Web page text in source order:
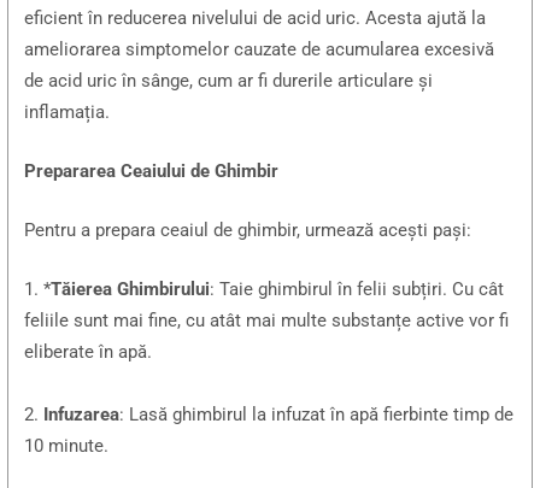
eficient în reducerea nivelului de acid uric. Acesta ajută la
ameliorarea simptomelor cauzate de acumularea excesivă
de acid uric în sânge, cum ar fi durerile articulare și
inflamația.
Prepararea Ceaiului de Ghimbir
Pentru a prepara ceaiul de ghimbir, urmează acești pași:
1. *Tăierea Ghimbirului: Taie ghimbirul în felii subțiri. Cu cât
feliile sunt mai fine, cu atât mai multe substanțe active vor fi
eliberate în apă.
2. Infuzarea: Lasă ghimbirul la infuzat în apă fierbinte timp de
10 minute.